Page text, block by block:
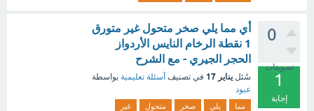
0
تصويتات
1
إجابة
أي مما يلي صخر متحول غير متورق
1 نقطة الرخام النايس الأردواز
الحجر الجيري - مع الشرح
سُئل يناير 17 في تصنيف أسئلة تعليمية بواسطة
عبود
مما يلي صخر متحول
غير